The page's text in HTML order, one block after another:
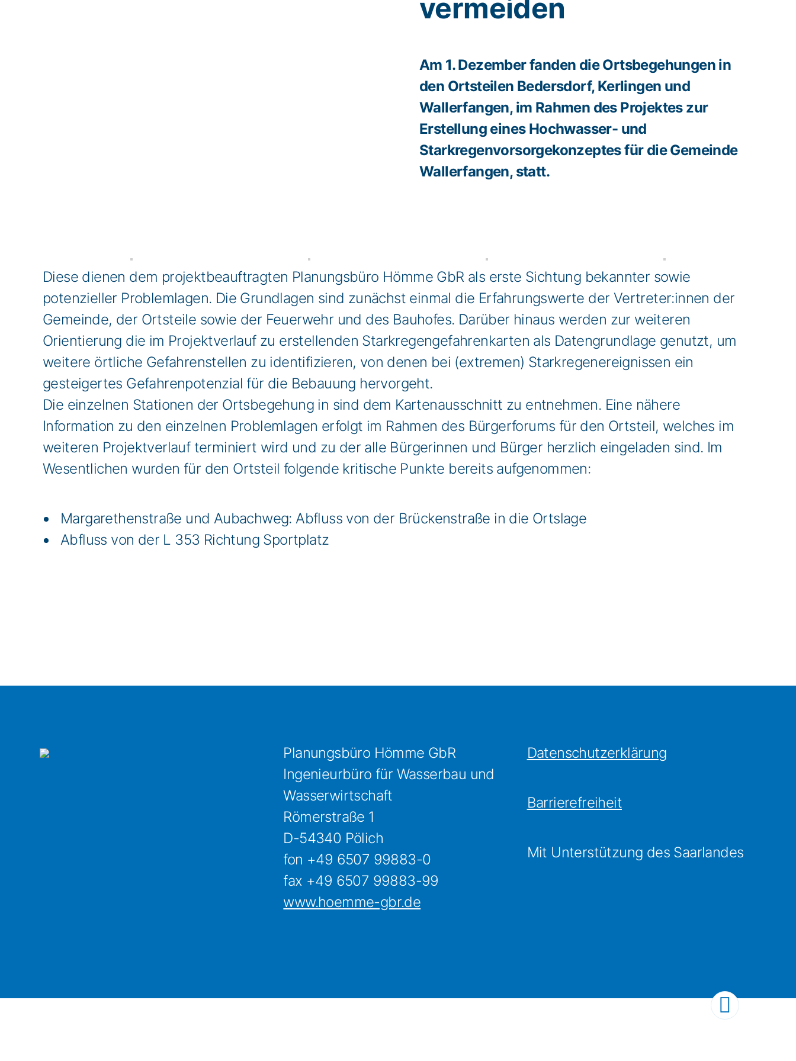
vermeiden
Am 1. Dezember fanden die Ortsbegehungen in
den Ortsteilen Bedersdorf, Kerlingen und
Wallerfangen, im Rahmen des Projektes zur
Erstellung eines Hochwasser- und
Starkregenvorsorgekonzeptes für die Gemeinde
Wallerfangen, statt.
Diese dienen dem projektbeauftragten Planungsbüro Hömme GbR als erste Sichtung bekannter sowie
potenzieller Problemlagen. Die Grundlagen sind zunächst einmal die Erfahrungswerte der Vertreter:innen der
Gemeinde, der Ortsteile sowie der Feuerwehr und des Bauhofes. Darüber hinaus werden zur weiteren
Orientierung die im Projektverlauf zu erstellenden Starkregengefahrenkarten als Datengrundlage genutzt, um
weitere örtliche Gefahrenstellen zu identifizieren, von denen bei (extremen) Starkregenereignissen ein
gesteigertes Gefahrenpotenzial für die Bebauung hervorgeht.
Die einzelnen Stationen der Ortsbegehung in sind dem Kartenausschnitt zu entnehmen. Eine nähere
Information zu den einzelnen Problemlagen erfolgt im Rahmen des Bürgerforums für den Ortsteil, welches im
weiteren Projektverlauf terminiert wird und zu der alle Bürgerinnen und Bürger herzlich eingeladen sind. Im
Wesentlichen wurden für den Ortsteil folgende kritische Punkte bereits aufgenommen:
Margarethenstraße und Aubachweg: Abfluss von der Brückenstraße in die Ortslage
Abfluss von der L 353 Richtung Sportplatz
Planungsbüro Hömme GbR
Ingenieurbüro für Wasserbau und
Wasserwirtschaft
Römerstraße 1
D-54340 Pölich
fon +49 6507 99883-0
fax +49 6507 99883-99
www.hoemme-gbr.de
Datenschutzerklärung
Barrierefreiheit
Mit Unterstützung des Saarlandes
